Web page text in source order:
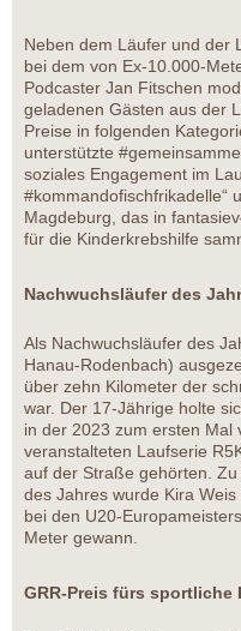
Neben dem Läufer und der
bei dem von Ex-10.000-
Podcaster Jan Fitschen
geladenen Gästen aus der
Preise in folgenden
unterstützte
soziales Engagement im
#kommandofischfrikadelle“
Magdeburg, das in
für die Kinderkrebshilfe
Nachwuchsläufer des
Als Nachwuchsläufer des
Hanau-Rodenbach)
über zehn Kilometer der
war. Der 17-Jährige holte
in der 2023 zum ersten Mal
veranstalteten Laufserie
auf der Straße gehörten.
des Jahres wurde Kira
bei den U20-
Meter gewann.
GRR-Preis fürs sportliche